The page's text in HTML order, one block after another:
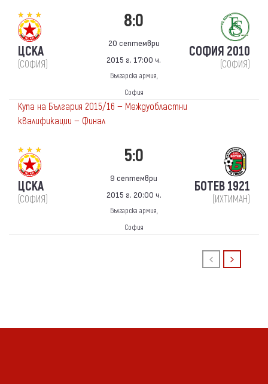
ЦСКА
(СОФИЯ)
8:0
20 септември
2015 г. 17:00 ч.
Българска армия,
София
СОФИЯ 2010
(СОФИЯ)
Купа на България 2015/16 — Междуобластни
квалификации — Финал
ЦСКА
(СОФИЯ)
5:0
9 септември
2015 г. 20:00 ч.
Българска армия,
София
БОТЕВ 1921
(ИХТИМАН)